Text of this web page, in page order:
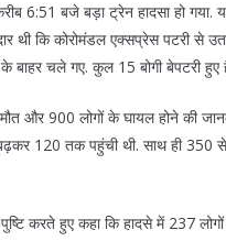
6:51 बजे बड़ा ट्रेन हादसा हो
थी कि कोरोमंडल एक्सप्रेस पटरी से
के बाहर चले गए. कुल 15 बोगी
और 900 लोगों के घायल होने की
120 तक पहुंची थी. साथ ही
करते हुए कहा कि हादसे में 237